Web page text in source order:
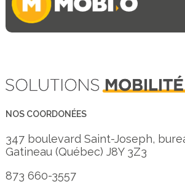
NOS COORDONÉES
347 boulevard Saint-Joseph,
Gatineau (Québec) J8Y 3Z3
873 660-3557